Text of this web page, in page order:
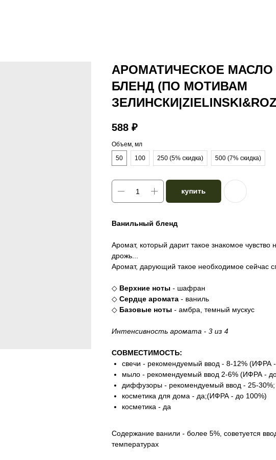
АРОМАТИЧЕСКОЕ МАСЛО
БЛЕНД (ПО МОТИВАМ
588 ₽
Объем, мл
50
100 250 (5% скидка) 500 (7% скидка)
купить
Ванильный бленд
Аромат, который дарит такое знакомое чувство
дрожь...
Аромат, дарующий такое необходимое сейчас
◇ Верхние ноты - шафран
◇ Сердце аромата - ваниль
◇ Базовые ноты - амбра, темный мускус
Интенсивность аромата - 3 из 4
СОВМЕСТИМОСТЬ:
свечи - рекомендуемый ввод - 8-12% (ИФРА
мыло - рекомендуемый ввод 2-6% (ИФРА -
диффузоры - рекомендуемый ввод - 25-
косметика для дома - да;(ИФРА - до 100%)
косметика - да
Содержание ванили - более 5%, советуется
температурах